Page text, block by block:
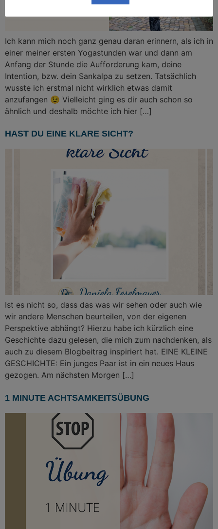
Ich kann mich noch ganz genau daran erinnern, als ich in
einer meiner ersten Yogastunden war und dann am
Anfang der Stunde die Aufforderung kam, deine
Intention, bzw. dein Sankalpa zu setzen. Tatsächlich
wusste ich erstmal nicht wirklich etwas damit
anzufangen 😉 Vielleicht ging es dir auch schon so
ähnlich und deshalb möchte ich hier […]
HAST DU EINE KLARE SICHT?
Ist es nicht so, dass das was wir sehen oder auch wie
wir andere Menschen beurteilen, von der eigenen
Perspektive abhängt? Hierzu habe ich kürzlich eine
Geschichte dazu gelesen, die mich zum nachdenken, als
auch zu diesem Blogbeitrag inspiriert hat. EINE KLEINE
GESCHICHTE: Ein junges Paar ist in ein neues Haus
gezogen. Am nächsten Morgen […]
1 MINUTE ACHTSAMKEITSÜBUNG